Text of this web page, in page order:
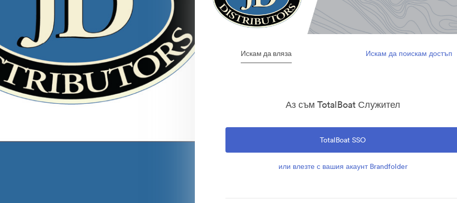
Искам да вляза Искам да поискам достъп
Аз съм TotalBoat Служител
TotalBoat SSO
или влезте с вашия акаунт Brandfolder